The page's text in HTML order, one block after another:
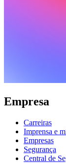
Empresa
Carreiras
Imprensa e
Empresas
Segurança
Central de